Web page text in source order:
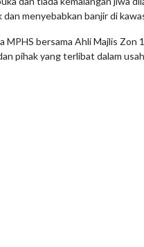
menyebabkan banjir di
MPHS bersama Ahli Majlis
pihak yang terlibat dalam